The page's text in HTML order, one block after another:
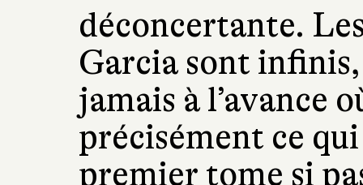
déconcertante.
Garcia sont
jamais à l’avance
précisément ce
premier tome si